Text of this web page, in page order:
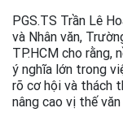
PGS.TS Trần Lê
và Nhân văn,
TP.HCM cho rằng,
ý nghĩa lớn trong
rõ cơ hội và thách
nâng cao vị thế